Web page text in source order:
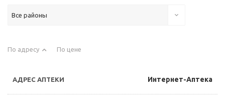
Все районы
По адресу По цене
Интернет-Аптека